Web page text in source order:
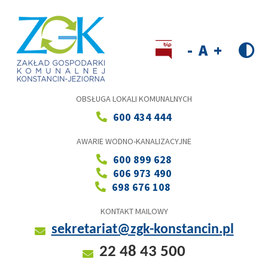
OBSŁUGA LOKALI KOMUNALNYCH
600 434 444
AWARIE WODNO-KANALIZACYJNE
600 899 628
606 973 490
698 676 108
KONTAKT MAILOWY
sekretariat@zgk-konstancin.pl
22 48 43 500
size